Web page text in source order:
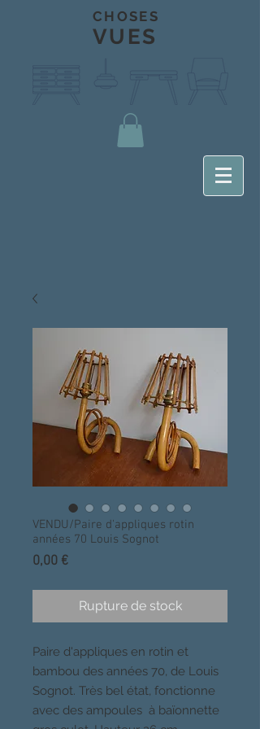
CHOSES
VUES
VENDU/Paire d'appliques rotin
années 70 Louis Sognot
0,00 €Prix
Rupture de stock
Paire d'appliques en rotin et
bambou des années 70, de Louis
Sognot. Très bel état, fonctionne
avec des ampoules à baïonnette